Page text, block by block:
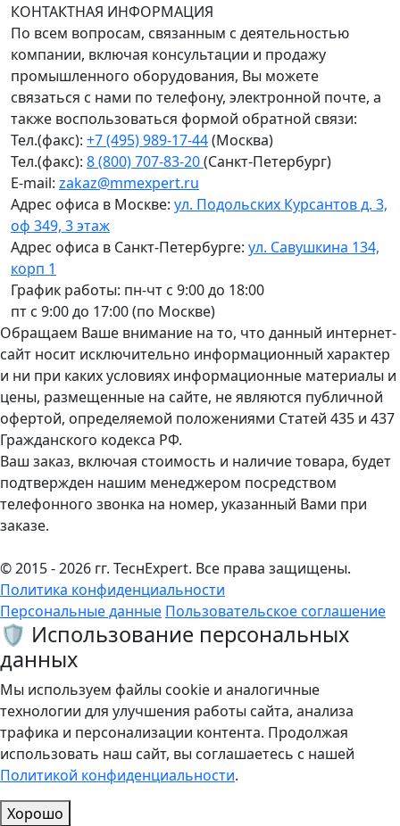
КОНТАКТНАЯ ИНФОРМАЦИЯ
По всем вопросам, связанным с деятельностью
компании, включая консультации и продажу
промышленного оборудования, Вы можете
связаться с нами по телефону, электронной почте, а
также воспользоваться формой обратной связи:
Тел.(факс): +7 (495) 989-17-44(Москва)
Тел.(факс): 8 (800) 707-83-20(Санкт-Петербург)
E-mail: zakaz@mmexpert.ru
Адрес офиса в Москве: ул. Подольских Курсантов д. 3,
оф 349, 3 этаж
Адрес офиса в Санкт-Петербурге: ул. Савушкина 134,
корп 1
График работы: пн-чт с 9:00 до 18:00
пт с 9:00 до 17:00 (по Москве)
Обращаем Ваше внимание на то, что данный интернет-
сайт носит исключительно информационный характер
и ни при каких условиях информационные материалы и
цены, размещенные на сайте, не являются публичной
офертой, определяемой положениями Статей 435 и 437
Гражданского кодекса РФ.
Ваш заказ, включая стоимость и наличие товара, будет
подтвержден нашим менеджером посредством
телефонного звонка на номер, указанный Вами при
заказе.
© 2015 - 2026 гг. ТеcнExpert. Все права защищены.
Политика конфиденциальности
Персональные данные Пользовательское соглашение
🛡️ Использование персональных
данных
Мы используем файлы cookie и аналогичные
технологии для улучшения работы сайта, анализа
трафика и персонализации контента. Продолжая
использовать наш сайт, вы соглашаетесь с нашей
Политикой конфиденциальности.
Хорошо